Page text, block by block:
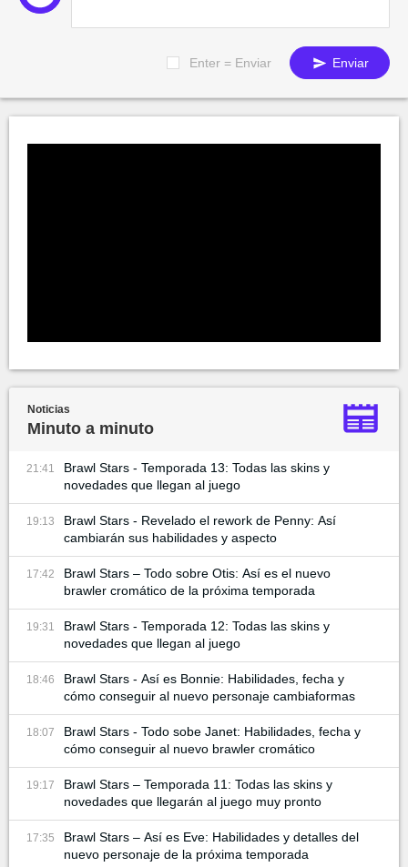
Enter = Enviar Enviar
Noticias
Minuto a minuto
21:41
Brawl Stars - Temporada 13: Todas las skins y
novedades que llegan al juego
19:13
Brawl Stars - Revelado el rework de Penny: Así
cambiarán sus habilidades y aspecto
17:42
Brawl Stars – Todo sobre Otis: Así es el nuevo
brawler cromático de la próxima temporada
19:31
Brawl Stars - Temporada 12: Todas las skins y
novedades que llegan al juego
18:46
Brawl Stars - Así es Bonnie: Habilidades, fecha y
cómo conseguir al nuevo personaje cambiaformas
18:07
Brawl Stars - Todo sobe Janet: Habilidades, fecha y
cómo conseguir al nuevo brawler cromático
19:17
Brawl Stars – Temporada 11: Todas las skins y
novedades que llegarán al juego muy pronto
17:35
Brawl Stars – Así es Eve: Habilidades y detalles del
nuevo personaje de la próxima temporada